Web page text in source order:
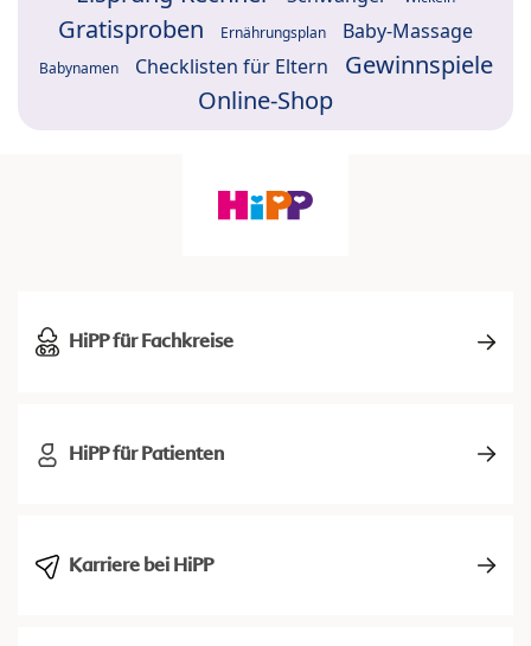
Gratisproben Ernährungsplan Baby-Massage
Babynamen Checklisten für Eltern
Gewinnspiele
Online-Shop
HiPP für Fachkreise
HiPP für Patienten
Karriere bei HiPP